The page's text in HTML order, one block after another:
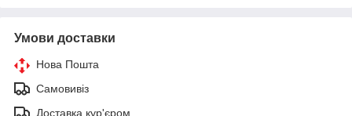
Умови доставки
Нова Пошта
Самовивіз
Доставка кур'єром